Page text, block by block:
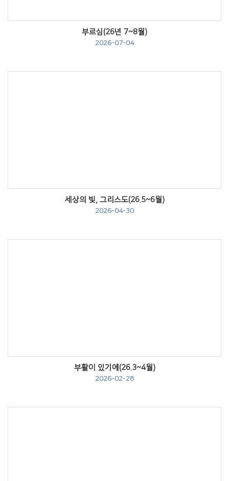
부르심(26년 7~8월)
2026-07-04
세상의 빛, 그리스도(26.5~6월)
2026-04-30
부활이 있기에(26.3~4월)
2026-02-28